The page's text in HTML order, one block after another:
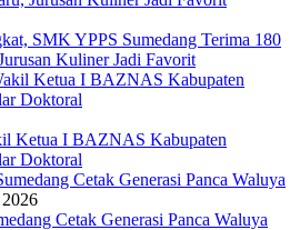
SMK YPPS Sumedang Terima 180
Kuliner Jadi Favorit
Ketua I BAZNAS Kabupaten
Doktoral
Cetak Generasi Panca Waluya